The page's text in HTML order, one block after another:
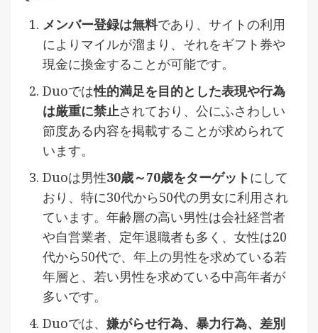
メンバー登録は無料であり、サイトの利用
によりマイルが溜まり、それをギフト券や
現金に換金することが可能です。
Duoでは性的満足を目的とした表現や行為
は厳重に禁止されており、公にふさわしい
節度ある内容を掲載することが求められて
います。
Duoは男性30歳～70歳をターゲットにして
おり、特に30代から50代の男女に利用され
ています。年齢層の高い男性は会社経営者
や自営業者、定年退職者も多く、女性は20
代から50代で、年上の男性を求めている若
年層と、若い男性を求めている中高年者が
多いです。
Duoでは、 嫌がらせ行為、暴力行為、差別